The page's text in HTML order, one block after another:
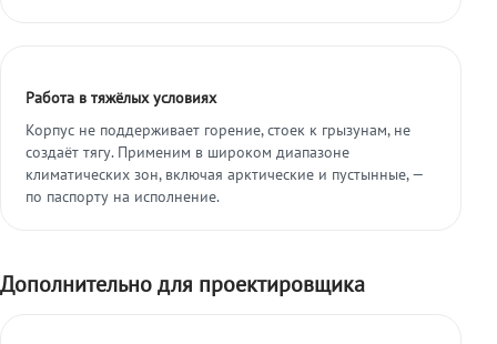
Работа в тяжёлых условиях
Корпус не поддерживает горение, стоек к грызунам, не
создаёт тягу. Применим в широком диапазоне
климатических зон, включая арктические и пустынные, —
по паспорту на исполнение.
Дополнительно для проектировщика